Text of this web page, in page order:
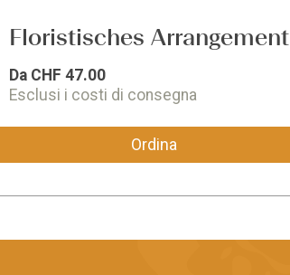
Floristisches Arrangement
Da CHF 47.00
Esclusi i costi di consegna
Ordina